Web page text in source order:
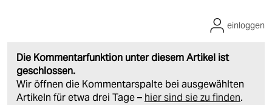
Die Kommentarfunktion unter diesem Artikel ist
geschlossen.
Wir öffnen die Kommentarspalte bei ausgewählten
Artikeln für etwa drei Tage – hier sind sie zu finden.
einloggen